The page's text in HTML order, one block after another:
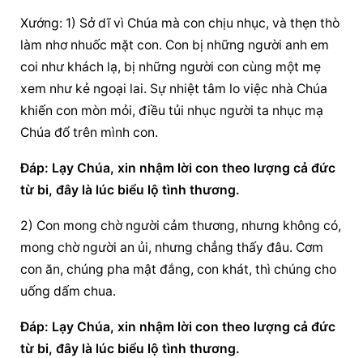
Xướng: 1) Sở dĩ vì Chúa mà con chịu nhục, và thẹn thò
làm nhơ nhuốc mặt con. Con bị những người anh em
coi như khách lạ, bị những người con cùng một mẹ
xem như kẻ ngoại lai. Sự nhiệt tâm lo việc nhà Chúa
khiến con mòn mỏi, điều tủi nhục người ta nhục mạ
Chúa đổ trên mình con.
Ðáp: Lạy Chúa, xin nhậm lời con theo lượng cả đức
từ bi, đây là lúc biểu lộ tình thương.
2) Con mong chờ người cảm thương, nhưng không có,
mong chờ người an ủi, nhưng chẳng thấy đâu. Cơm
con ăn, chúng pha mật đắng, con khát, thì chúng cho
uống dấm chua.
Ðáp: Lạy Chúa, xin nhậm lời con theo lượng cả đức
từ bi, đây là lúc biểu lộ tình thương.